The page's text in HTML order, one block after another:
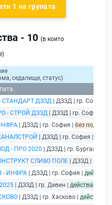
1 на групата
- 10 (в които
седалище, статус)
СТАНДАРТ ДЗЗД | ДЗЗД | гр. София |
- СТРОЙ ДЗЗД | ДЗЗД | гр. София |
| ДЗЗД | гр. София | без подаден
| ДЗЗД | гр. София |
- ПРО 2020 | ДЗЗД | гр. Бургас |
СЛИВО ПОЛЕ | ДЗЗД | гр.
- ИНФРА | ДЗЗД | гр. София | действащ
| ДЗЗД | гр. Девин | действащ
| ДЗЗД | гр. Хасково | действащ